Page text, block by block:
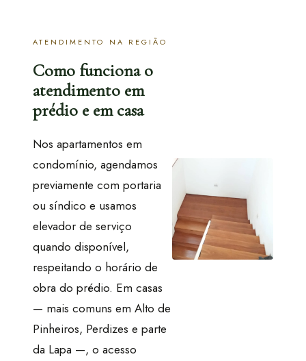
ATENDIMENTO NA REGIÃO
Como funciona o
atendimento em
prédio e em casa
Nos apartamentos em
condomínio, agendamos
previamente com portaria
ou síndico e usamos
elevador de serviço
quando disponível,
respeitando o horário de
obra do prédio. Em casas
— mais comuns em Alto de
Pinheiros, Perdizes e parte
da Lapa —, o acesso